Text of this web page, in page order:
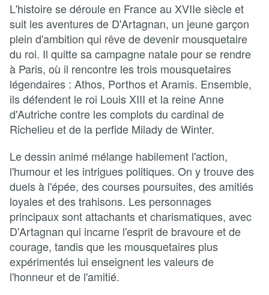
L'histoire se déroule en France au XVIIe siècle et
suit les aventures de D'Artagnan, un jeune garçon
plein d'ambition qui rêve de devenir mousquetaire
du roi. Il quitte sa campagne natale pour se rendre
à Paris, où il rencontre les trois mousquetaires
légendaires : Athos, Porthos et Aramis. Ensemble,
ils défendent le roi Louis XIII et la reine Anne
d'Autriche contre les complots du cardinal de
Richelieu et de la perfide Milady de Winter.
Le dessin animé mélange habilement l'action,
l'humour et les intrigues politiques. On y trouve des
duels à l'épée, des courses poursuites, des amitiés
loyales et des trahisons. Les personnages
principaux sont attachants et charismatiques, avec
D'Artagnan qui incarne l'esprit de bravoure et de
courage, tandis que les mousquetaires plus
expérimentés lui enseignent les valeurs de
l'honneur et de l'amitié.